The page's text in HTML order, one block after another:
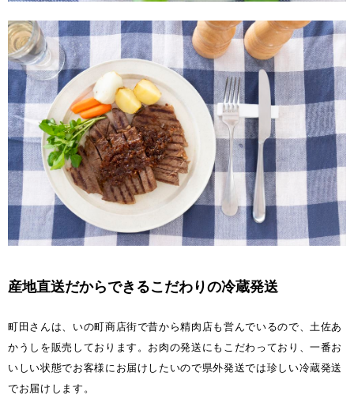
産地直送だからできるこだわりの冷蔵発送
町田さんは、いの町商店街で昔から精肉店も営んでいるので、土佐あ
かうしを販売しております。お肉の発送にもこだわっており、一番お
いしい状態でお客様にお届けしたいので県外発送では珍しい冷蔵発送
でお届けします。